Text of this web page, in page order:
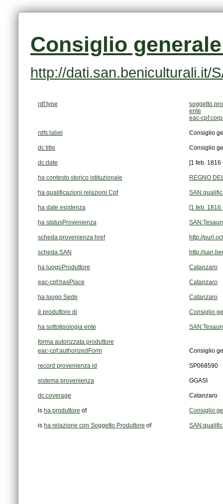
Consiglio
http://dati.san.beniculturali.it/
rdf:type
soggetto
ente
eac-
rdfs:label Consiglio
dc:title Consiglio
dc:date [1 feb. 1816
ha contesto storico istituzionale REGNO
ha qualificazioni relazioni Cpf
ha date esistenza [1 feb. 1816
ha statusProvenienza
scheda provenienza href http://
scheda SAN http://
ha luogoProduttore Catanzaro
eac-cpf:hasPlace Catanzaro
ha luogo Sede Catanzaro
è produttore di Consiglio
ha sottotipologia ente
forma autorizzata produttore
eac-cpf:authorizedForm
Consiglio
record provenienza id SP068590
sistema provenienza GGASI
dc:coverage Catanzaro
is ha produttore of Consiglio
is ha relazione con Soggetto Produttore of